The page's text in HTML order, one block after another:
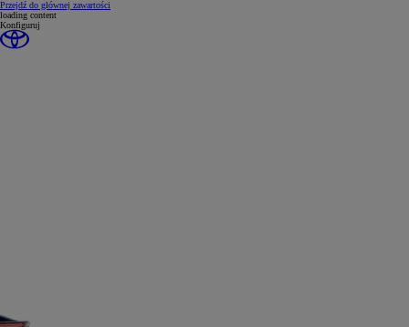
Przejdź do głównej zawartości
loading content
Konfiguruj